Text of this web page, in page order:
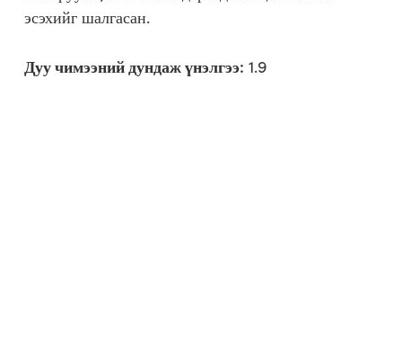
эсэхийг шалгасан.
Дуу чимээний дундаж үнэлгээ: 1.9